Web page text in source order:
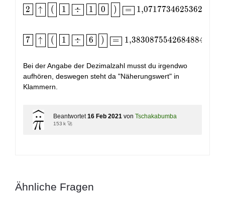
2 ↑ ( 1 ÷ 1 0 ) = 1,0717734625362
7 ↑ ( 1 ÷ 6 ) = 1,3830875542684884
Bei der Angabe der Dezimalzahl musst du irgendwo
aufhören, deswegen steht da "Näherungswert" in
Klammern.
Beantwortet 16 Feb 2021 von Tschakabumba
153 k 🚀
Ähnliche Fragen